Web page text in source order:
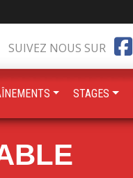
SUIVEZ NOUS SUR
STAGES